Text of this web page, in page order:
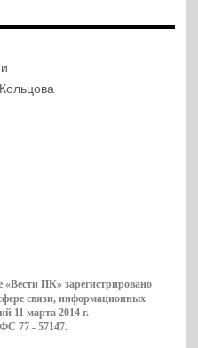
ПК» зарегистрировано
связи, информационных
11 марта 2014 г.
77 - 57147.